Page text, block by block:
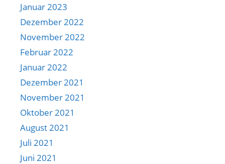
Januar 2023
Dezember 2022
November 2022
Februar 2022
Januar 2022
Dezember 2021
November 2021
Oktober 2021
August 2021
Juli 2021
Juni 2021